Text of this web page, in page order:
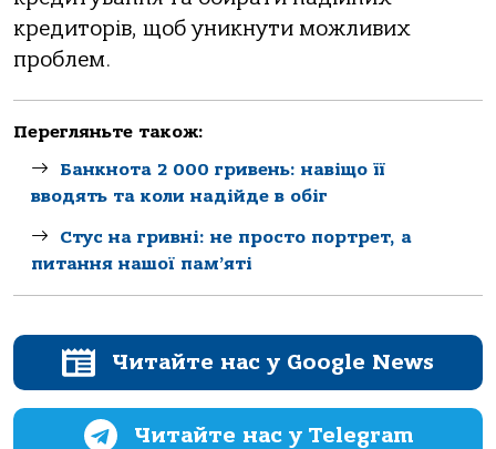
кредиторів, щоб уникнути можливих
проблем.
Перегляньте також:
Банкнота 2 000 гривень: навіщо її
вводять та коли надійде в обіг
Стус на гривні: не просто портрет, а
питання нашої пам’яті
Читайте нас у Google News
Читайте нас у Telegram